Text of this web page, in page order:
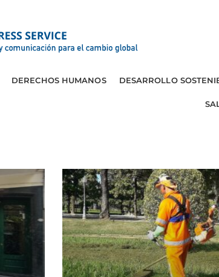
DERECHOS HUMANOS DESARROLLO